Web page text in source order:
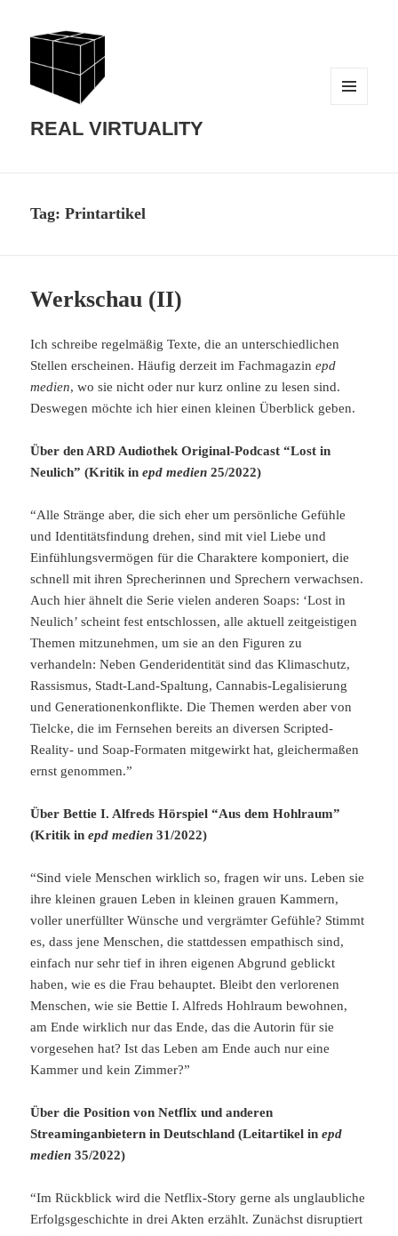
REAL VIRTUALITY
Tag:Printartikel
Werkschau (II)
Ich schreibe regelmäßig Texte, die an unterschiedlichen
Stellen erscheinen. Häufig derzeit im Fachmagazinepd
medien, wo sie nicht oder nur kurz online zu lesen sind.
Deswegen möchte ich hier einen kleinen Überblick geben.
Über den ARD Audiothek Original-Podcast “Lost in
Neulich” (Kritik inepd medien 25/2022)
“Alle Stränge aber, die sich eher um persönliche Gefühle
und Identitätsfindung drehen, sind mit viel Liebe und
Einfühlungsvermögen für die Charaktere komponiert, die
schnell mit ihren Sprecherinnen und Sprechern verwachsen.
Auch hier ähnelt die Serie vielen anderen Soaps: ‘Lost in
Neulich’ scheint fest entschlossen, alle aktuell zeitgeistigen
Themen mitzunehmen, um sie an den Figuren zu
verhandeln: Neben Genderidentität sind das Klimaschutz,
Rassismus, Stadt-Land-Spaltung, Cannabis-Legalisierung
und Generationenkonflikte. Die Themen werden aber von
Tielcke, die im Fernsehen bereits an diversen Scripted-
Reality- und Soap-Formaten mitgewirkt hat, gleichermaßen
ernst genommen.”
Über Bettie I. Alfreds Hörspiel “Aus dem Hohlraum”
(Kritik inepd medien 31/2022)
“Sind viele Menschen wirklich so, fragen wir uns. Leben sie
ihre kleinen grauen Leben in kleinen grauen Kammern,
voller unerfüllter Wünsche und vergrämter Gefühle? Stimmt
es, dass jene Menschen, die stattdessen empathisch sind,
einfach nur sehr tief in ihren eigenen Abgrund geblickt
haben, wie es die Frau behauptet. Bleibt den verlorenen
Menschen, wie sie Bettie I. Alfreds Hohlraum bewohnen,
am Ende wirklich nur das Ende, das die Autorin für sie
vorgesehen hat? Ist das Leben am Ende auch nur eine
Kammer und kein Zimmer?”
Über die Position von Netflix und anderen
Streaminganbietern in Deutschland (Leitartikel inepd
medien 35/2022)
“Im Rückblick wird die Netflix-Story gerne als unglaubliche
Erfolgsgeschichte in drei Akten erzählt. Zunächst disruptiert